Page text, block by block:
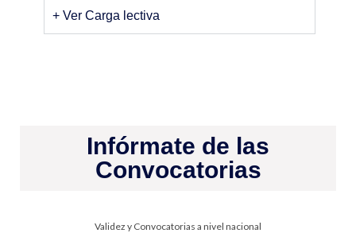
+ Ver Carga lectiva
Infórmate de las
Convocatorias
Validez y Convocatorias a nivel nacional